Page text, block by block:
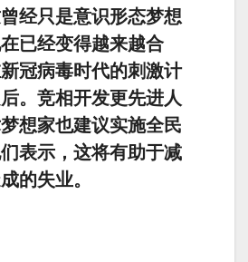
经只是意识形态梦想
已经变得越来越合
冠病毒时代的刺激计
。竞相开发更先进人
想家也建议实施全民
表示，这将有助于减
的失业。